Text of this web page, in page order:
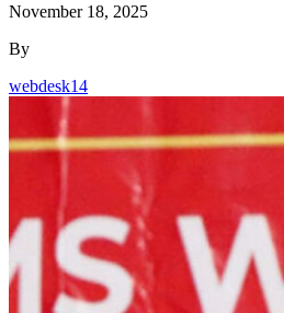
November 18, 2025
By
webdesk14